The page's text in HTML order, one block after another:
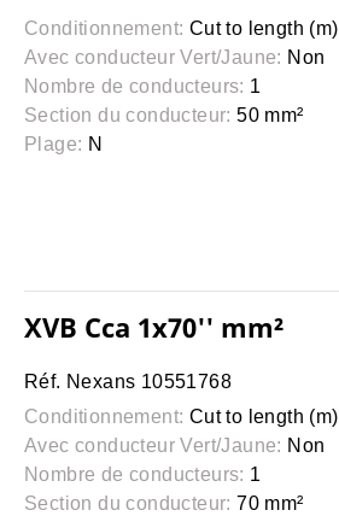
Conditionnement: Cut to length (m)
Avec conducteur Vert/Jaune: Non
Nombre de conducteurs: 1
Section du conducteur: 50 mm²
Plage: N
XVB Cca 1x70'' mm²
Réf. Nexans 10551768
Conditionnement: Cut to length (m)
Avec conducteur Vert/Jaune: Non
Nombre de conducteurs: 1
Section du conducteur: 70 mm²